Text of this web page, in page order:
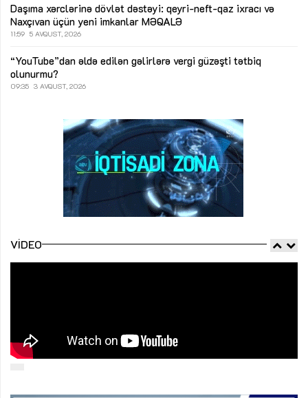
Daşıma xərclərinə dövlət dəstəyi: qeyri-neft-qaz ixracı və
Naxçıvan üçün yeni imkanlar MƏQALƏ
11:59 5 AVQUST, 2026
“YouTube”dan əldə edilən gəlirlərə vergi güzəşti tətbiq
olunurmu?
09:35 3 AVQUST, 2026
VIDEO